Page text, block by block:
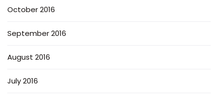
October 2016
September 2016
August 2016
July 2016